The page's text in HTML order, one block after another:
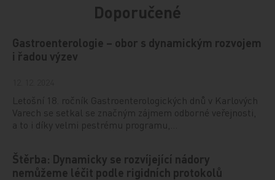
Doporučené
Gastroenterologie – obor s dynamickým rozvojem
i řadou výzev
Letošní 18. ročník Gastroenterologických dnů v Karlových
Varech se setkal se značným zájmem odborné veřejnosti,
a to i díky velmi pestrému programu,…
Štěrba: Dynamicky se rozvíjející nádory
nemůžeme léčit podle rigidních protokolů